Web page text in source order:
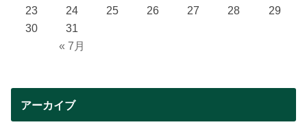
« 7月
23
24 25 26 27 28
29
30
31
アーカイブ